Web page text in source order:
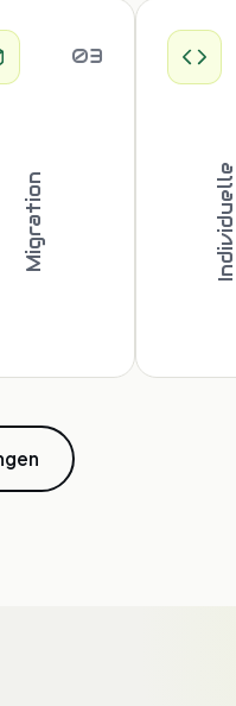
03
Migration